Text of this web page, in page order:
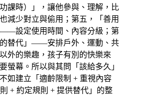
課時）」，讓他參與、理解，比
減少對立與偷用；第五，「善用
設定使用時間、內容分級；第
替代」——安排戶外、運動、共
外的樂趣，孩子有別的快樂來
螢幕。所以與其問「該給多久」
如建立「適齡限制 + 重視內容
+ 約定規則 + 提供替代」的整